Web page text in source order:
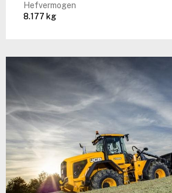
Hefvermogen
8.177 kg